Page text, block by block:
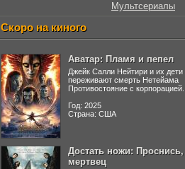
Мультсериалы
Скоро на киного
Аватар: Пламя и пепел
Джейк Салли Нейтири и их дети
переживают смерть Нетейама
Противостояние с корпорацией...
Год: 2025
Страна: США
Достать ножи: Проснись,
мертвец